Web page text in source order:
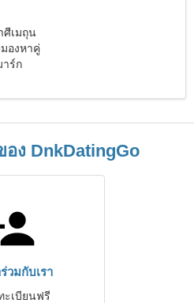
ศีเมถุน
องหาคู่
าร์ก
ง DnkDatingGo
วมกับเรา
ะเบียนฟรี